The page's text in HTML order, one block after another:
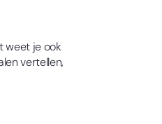
weet je ook
vertellen,